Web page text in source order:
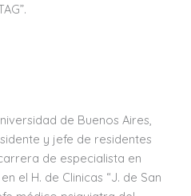
de Buenos Aires,
y jefe de residentes
de especialista en
el H. de Clinicas “J. de San